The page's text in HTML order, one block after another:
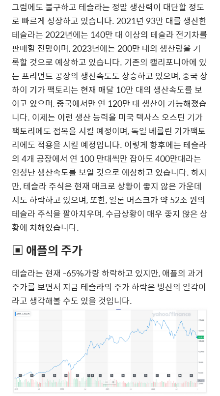
그럼에도 불구하고 테슬라는 정말 생산력이 대단할 정도
로 빠르게 성장하고 있습니다. 2021년 93만 대를 생산한
테슬라는 2022년에는 140만 대 이상의 테슬라 전기차를
판매할 전망이며, 2023년에는 200만 대의 생산량을 기
록할 것으로 예상하고 있습니다. 기존의 캘리포니아에 있
는 프리먼트 공장의 생산속도도 상승하고 있으며, 중국 상
하이 기가 팩토리는 현재 매달 10만 대의 생산속도를 보
이고 있으며, 중국에서만 연 120만 대 생산이 가능해졌습
니다. 이제는 이런 생산 능력을 미국 텍사스 오스틴 기가
팩토리에도 접목을 시킬 예정이며, 독일 베를린 기가팩토
리에도 적용을 시킬 예정입니다. 이렇게 향후에는 테슬라
의 4개 공장에서 연 100 만대씩만 잡아도 400만대라는
엄청난 생산속도를 보일 것으로 예상하고 있습니다. 하지
만, 테슬라 주식은 현재 매크로 상황이 좋지 않은 가운데
서도 하락하고 있으며, 또한, 일론 머스크가 약 52조 원의
테슬라 주식을 팔아치우며, 수급상황이 매우 좋지 않은 상
황에 처해있습니다.
▣ 애플의 주가
테슬라는 현재 -65%가량 하락하고 있지만, 애플의 과거
주가를 보면서 지금 테슬라의 주가 하락은 빙산의 일각이
라고 생각해볼 수도 있을 것입니다.